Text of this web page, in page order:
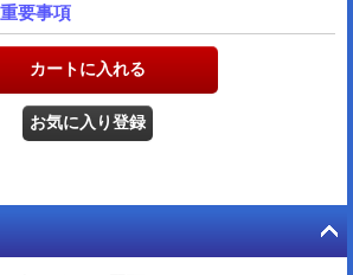
要事項